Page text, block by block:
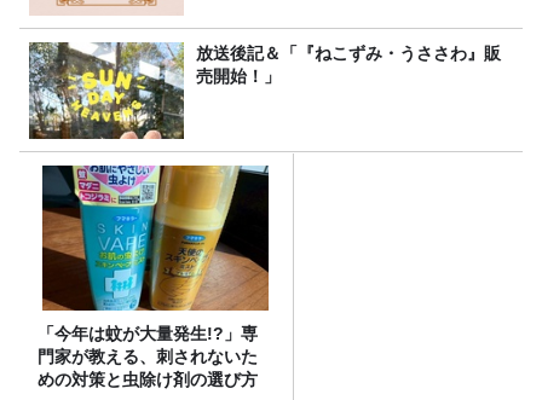
放送後記＆「『ねこずみ・うささわ』販
売開始！」
「今年は蚊が大量発生!?」専
門家が教える、刺されないた
めの対策と虫除け剤の選び方